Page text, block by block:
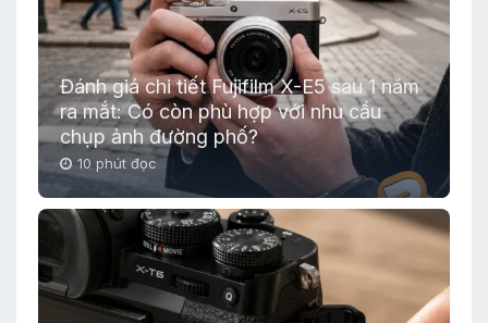
Đánh giá chi tiết Fujifilm X-E5 sau 1 năm
ra mắt: Có còn phù hợp với nhu cầu
chụp ảnh đường phố?
10 phút đọc